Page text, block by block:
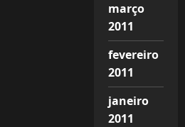
março
2011
fevereiro
2011
janeiro
2011